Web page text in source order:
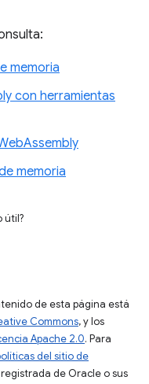
memoria
con herramientas
memoria
útil?
de esta página está
Commons, y los
Apache 2.0. Para
del sitio de
de Oracle o sus